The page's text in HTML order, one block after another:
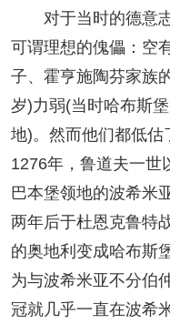
对于当时的德意志
可谓理想的傀儡：空
子、霍亨施陶芬家族
岁)力弱(当时哈布斯
地)。然而他们都低估
1276年，鲁道夫一世
巴本堡领地的波希米
两年后于杜恩克鲁特
的奥地利变成哈布斯
为与波希米亚不分伯
冠就几乎一直在波希